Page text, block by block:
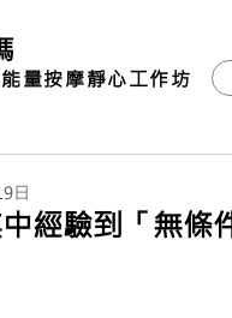
量按摩靜心工作坊
經驗到「無條
日